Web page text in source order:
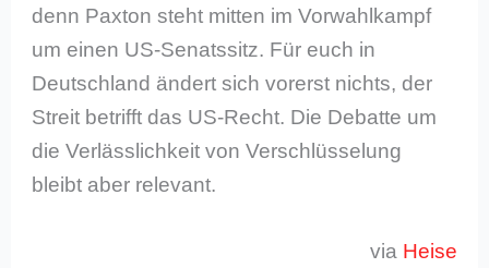
denn Paxton steht mitten im Vorwahlkampf
um einen US-Senatssitz. Für euch in
Deutschland ändert sich vorerst nichts, der
Streit betrifft das US-Recht. Die Debatte um
die Verlässlichkeit von Verschlüsselung
bleibt aber relevant.
via Heise